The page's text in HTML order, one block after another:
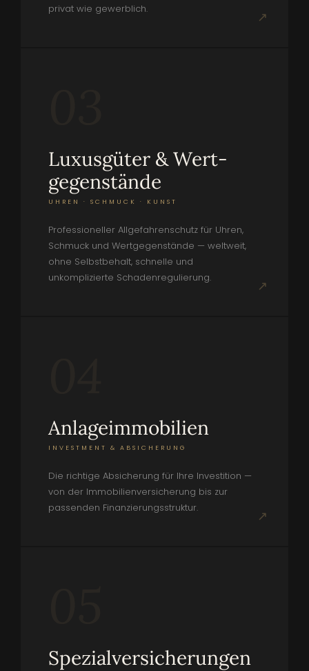
privat wie gewerblich.
↗
Luxusgüter & Wert­
gegenstände
UHREN · SCHMUCK · KUNST
Professioneller Allgefahrenschutz für Uhren,
Schmuck und Wertgegenstände — weltweit,
ohne Selbstbehalt, schnelle und
unkomplizierte Schadenregulierung.
↗
Anlage­immobilien
INVESTMENT & ABSICHERUNG
Die richtige Absicherung für Ihre Investition —
von der Immobilienversicherung bis zur
passenden Finanzierungsstruktur.
↗
Spezial­versicherungen